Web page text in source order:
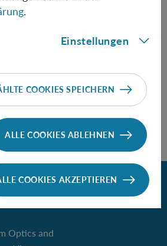
Optics and
.
Einstellungen
COOKIES SPEICHERN
ALLE COOKIES ABLEHNEN
COOKIES AKZEPTIEREN